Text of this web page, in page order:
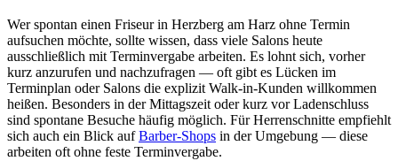
Wer spontan einen Friseur in Herzberg am Harz ohne Termin
aufsuchen möchte, sollte wissen, dass viele Salons heute
ausschließlich mit Terminvergabe arbeiten. Es lohnt sich, vorher
kurz anzurufen und nachzufragen — oft gibt es Lücken im
Terminplan oder Salons die explizit Walk-in-Kunden willkommen
heißen. Besonders in der Mittagszeit oder kurz vor Ladenschluss
sind spontane Besuche häufig möglich. Für Herrenschnitte empfiehlt
sich auch ein Blick aufBarber-Shops in der Umgebung — diese
arbeiten oft ohne feste Terminvergabe.